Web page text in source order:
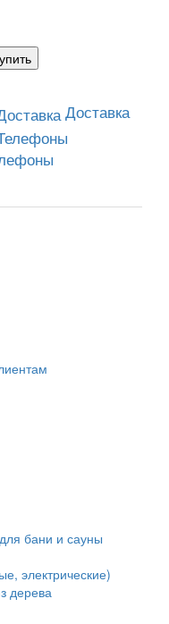
Доставка
бани и сауны
электрические)
дерева